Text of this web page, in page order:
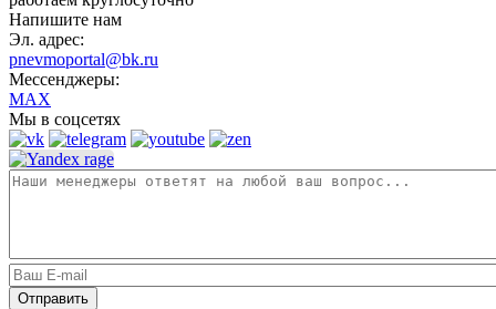
Напишите нам
Эл. адрес:
pnevmoportal@bk.ru
Мессенджеры:
MAX
Мы в соцсетях